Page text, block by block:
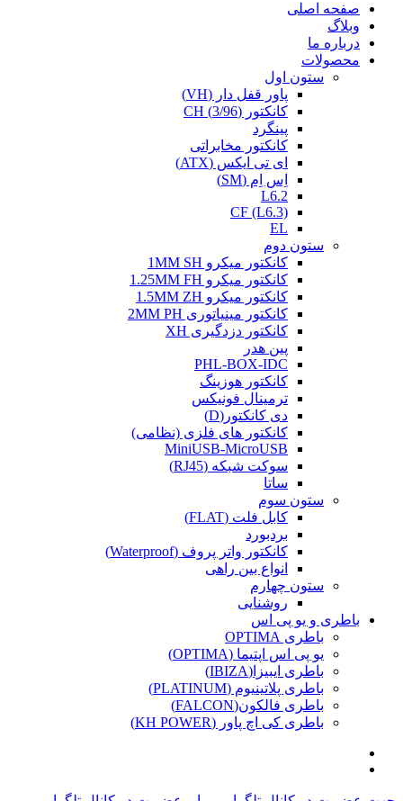
صفحه اصلی
وبلاگ
درباره ما
محصولات
ستون اول
پاور قفل دار (VH)
کانکتور (3/96) CH
پینگرد
کانکتور مخابراتی
ای تی ایکس (ATX)
اِس اِم (SM)
L6.2
CF (L6.3)
EL
ستون دوم
کانکتور میکرو 1MM SH
کانکتور میکرو 1.25MM FH
کانکتور میکرو 1.5MM ZH
کانکتور مینیاتوری 2MM PH
کانکتور دزدگیری XH
پین هدر
PHL-BOX-IDC
کانکتور هوزینگ
ترمینال فونیکس
دی کانکتور(D)
کانکتور های فلزی (نظامی)
MiniUSB-MicroUSB
سوکت شبکه (RJ45)
ساتا
ستون سوم
کابل فلت (FLAT)
بردبورد
کانکتور واتر پروف (Waterproof)
انواع بین راهی
ستون چهارم
روشنایی
باطری و یو پی اس
باطری OPTIMA
یو پی اس اپتیما (OPTIMA)
باطری ایبیزا(IBIZA)
باطری پلاتینیوم (PLATINUM)
باطری فالکون(FALCON)
باطری کی اچ پاور (KH POWER)